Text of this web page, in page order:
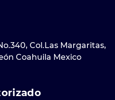
Col.Las Margaritas,
Coahuila Mexico